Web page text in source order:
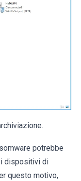
potrebbe
dispositivi di
questo motivo,